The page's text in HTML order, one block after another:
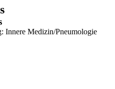
Innere Medizin/Pneumologie